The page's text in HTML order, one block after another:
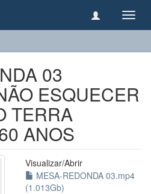
03
ESQUECER
TERRA
ANOS
Visualizar/Abrir
MESA-REDONDA 03.mp4
(1.013Gb)